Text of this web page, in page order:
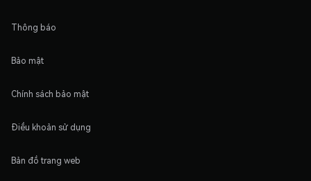
Thông báo
Bảo mật
Chính sách bảo mật
Điều khoản sử dụng
Bản đồ trang web